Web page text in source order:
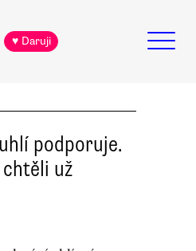
♥ Daruji
podporuje.
už